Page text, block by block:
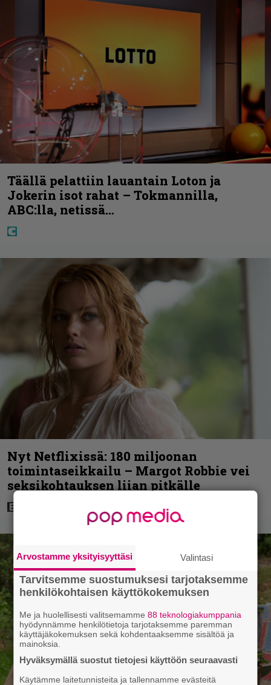
Täällä pelattiin lauantain Loton ja
Jokerin isot rahat – Tokmannilla,
ABC:lla, netissä…
Nyt Netflixissä: 180 miljoonan
toimintaseikkailu – Margot Robbie vei
seksikohtauksen liian pitkälle
Arvostamme yksityisyyttäsi Valintasi
Tarvitsemme suostumuksesi tarjotaksemme
henkilökohtaisen käyttökokemuksen
Me ja huolellisesti valitsemamme88 teknologiakumppania
hyödynnämme henkilötietoja tarjotaksemme paremman
käyttäjäkokemuksen sekä kohdentaaksemme sisältöä ja
mainoksia.
Hyväksymällä suostut tietojesi käyttöön seuraavasti
Käytämme laitetunnisteita ja tallennamme evästeitä